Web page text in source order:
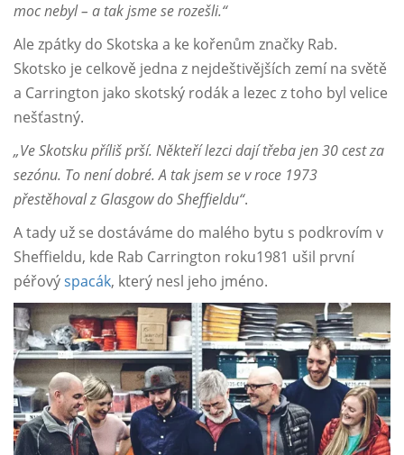
moc nebyl – a tak jsme se rozešli.“
Ale zpátky do Skotska a ke kořenům značky Rab.
Skotsko je celkově jedna z nejdeštivějších zemí na světě
a Carrington jako skotský rodák a lezec z toho byl velice
nešťastný.
„Ve Skotsku příliš prší. Někteří lezci dají třeba jen 30 cest za
sezónu. To není dobré. A tak jsem se v roce 1973
přestěhoval z Glasgow do Sheffieldu“.
A tady už se dostáváme do malého bytu s podkrovím v
Sheffieldu, kde Rab Carrington roku1981 ušil první
péřovýspacák, který nesl jeho jméno.